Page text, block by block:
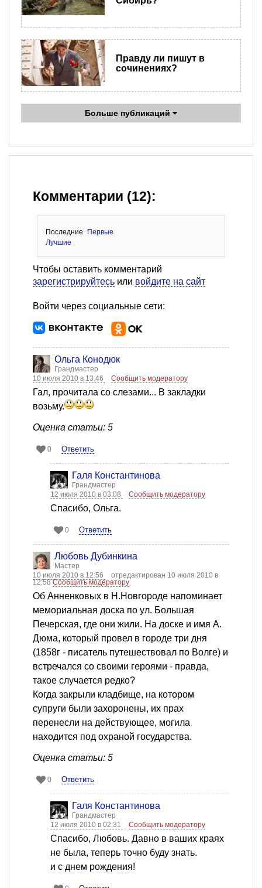
Правду ли пишут в
сочинениях?
Больше публикаций
Комментарии (12):
Последние
Первые
Лучшие
Чтобы оставить комментарий
зарегистрируйтесь или войдите на сайт
Войти через социальные сети:
Ольга Конодюк
Грандмастер
10 июля 2010 в 13:46
Сообщить модератору
Гал, прочитала со слезами... В закладки
возьму.
Оценка статьи: 5
0 Ответить
Галя Константинова
Грандмастер
12 июля 2010 в 03:08
Сообщить модератору
Спасибо, Ольга.
0 Ответить
Любовь Дубинкина
Мастер
10 июля 2010 в 12:56
отредактирован 10 июля 2010 в
12:58Сообщить модератору
Об Анненковых в Н.Новгороде напоминает
мемориальная доска по ул. Большая
Печерская, где они жили. На доске и имя А.
Дюма, который провел в городе три дня
(1858г - писатель путешествовал по Волге) и
встречался со своими героями - правда,
такое случается редко?
Когда закрыли кладбище, на котором
супруги были захоронены, их прах
перенесли на действующее, могила
находится под охраной государства.
Оценка статьи: 5
0 Ответить
Галя Константинова
Грандмастер
12 июля 2010 в 02:31
Сообщить модератору
Спасибо, Любовь. Давно в ваших краях
не была, теперь точно буду знать.
и с днем рождения!